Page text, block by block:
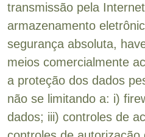
transmissão pela
armazenamento
segurança absoluta,
meios comercialmente
a proteção dos dados
não se limitando a: i)
dados; iii) controles de